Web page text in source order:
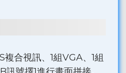
複合視訊、1組VGA、1組